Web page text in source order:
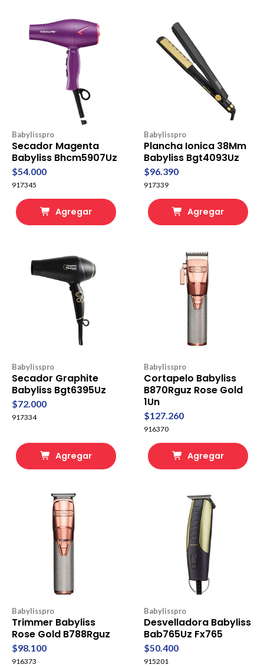
Babylisspro
Secador Magenta
Babyliss Bhcm5907Uz
$54.000
917345
Agregar
Babylisspro
Plancha Ionica 38Mm
Babyliss Bgt4093Uz
$96.390
917339
Agregar
Babylisspro
Secador Graphite
Babyliss Bgt6395Uz
$72.000
917334
Agregar
Babylisspro
Cortapelo Babyliss
B870Rguz Rose Gold
1Un
$127.260
916370
Agregar
Babylisspro
Trimmer Babyliss
Rose Gold B788Rguz
$98.100
916373
Babylisspro
Desvelladora Babyliss
Bab765Uz Fx765
$50.400
915201